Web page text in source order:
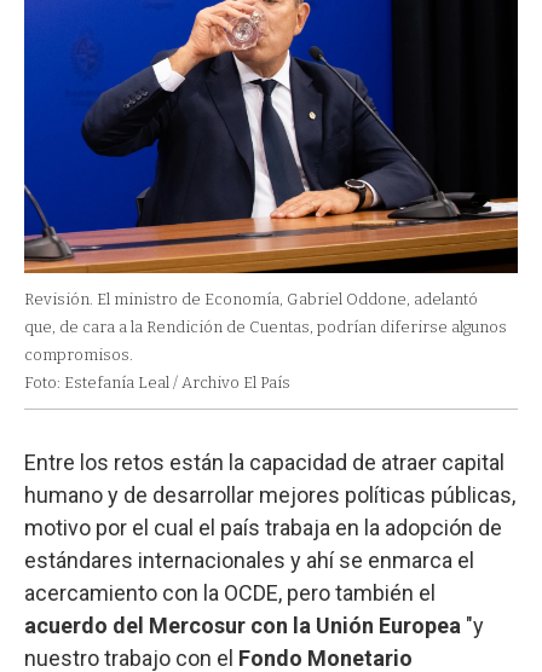
Revisión. El ministro de Economía, Gabriel Oddone, adelantó
que, de cara a la Rendición de Cuentas, podrían diferirse algunos
compromisos.
Foto: Estefanía Leal / Archivo El País
Entre los retos están la capacidad de atraer capital
humano y de desarrollar mejores políticas públicas,
motivo por el cual el país trabaja en la adopción de
estándares internacionales y ahí se enmarca el
acercamiento con la OCDE, pero también el
acuerdo del Mercosur con la Unión Europea "y
nuestro trabajo con el Fondo Monetario